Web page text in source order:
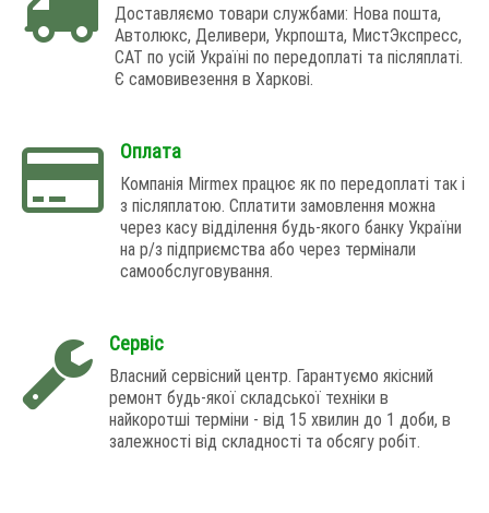
Доставляємо товари службами: Нова пошта,
Автолюкс, Деливери, Укрпошта, МистЭкспресс,
САТ по усій Україні по передоплаті та післяплаті.
Є самовивезення в Харкові.
Оплата
Компанія Mirmex працює як по передоплаті так і
з післяплатою. Сплатити замовлення можна
через касу відділення будь-якого банку України
на р/з підприємства або через термінали
самообслуговування.
Сервіс
Власний сервісний центр. Гарантуємо якісний
ремонт будь-якої складської техніки в
найкоротші терміни - від 15 хвилин до 1 доби, в
залежності від складності та обсягу робіт.